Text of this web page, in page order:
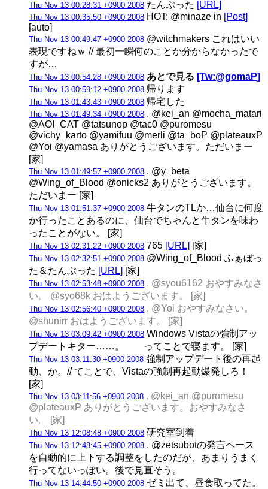
Thu Nov 13 00:28:31 +0900 2008 たんぶった [URL]
Thu Nov 13 00:35:50 +0900 2008 HOT: @minaze in [Post]
[auto]
Thu Nov 13 00:49:47 +0900 2008 @witchmakers これはいい
表現ですねｗ // 最初一瞬何のことか分からなかったで
すが…
Thu Nov 13 00:54:28 +0900 2008 あとで見る [Tw:@gomaP]
Thu Nov 13 00:59:12 +0900 2008 帰ります
Thu Nov 13 01:43:43 +0900 2008 帰宅した
Thu Nov 13 01:49:34 +0900 2008 . @kei_an @mocha_matari
@AOI_CAT @tatsunop @tac0 @puromesu
@vichy_karto @yamifuu @merli @ta_boP @plateauxP
@Yoi @yamasa ありがとうございます。ただいまー
[家]
Thu Nov 13 01:49:57 +0900 2008 . @y_beta
@Wing_of_Blood @onicks2 ありがとうございます。
ただいまー [家]
Thu Nov 13 01:51:37 +0900 2008 牛タンのTLか…仙台に何度
か行ったことあるのに、仙台でちゃんと牛タンを味わ
ったことがない。 [家]
Thu Nov 13 02:31:22 +0900 2008 765 [URL] [家]
Thu Nov 13 02:32:51 +0900 2008 @Wing_of_Blood ふぁぼっ
た＆たんぶった [URL] [家]
Thu Nov 13 02:53:48 +0900 2008 . @syou6162 おやすみなさ
い。 @syo68k おはようございます。 [家]
Thu Nov 13 02:56:40 +0900 2008 . @Yoi おやすみなさい。
@shunirr おはようございます。 [家]
Thu Nov 13 03:09:42 +0900 2008 Windows Vistaの強制アッ
プデートキター……。 ってことで寝ます。 [家]
Thu Nov 13 03:11:30 +0900 2008 強制アップデート後の再起
動、か。// てことで、Vistaの強制再起動爆発しろ！
[家]
Thu Nov 13 03:11:56 +0900 2008 . @kei_an @puromesu
@plateauxP ありがとうございます。おやすみなさ
い。 [家]
Thu Nov 13 12:08:48 +0900 2008 研究室到着
Thu Nov 13 12:48:45 +0900 2008 . @zetsubotの発言ペース
を自動的に上下する調整をしたのだが、あまりうまく
行ってないっぽい。後で見直そう。
Thu Nov 13 14:44:50 +0900 2008 ゼミ出て、昼食取ってた。